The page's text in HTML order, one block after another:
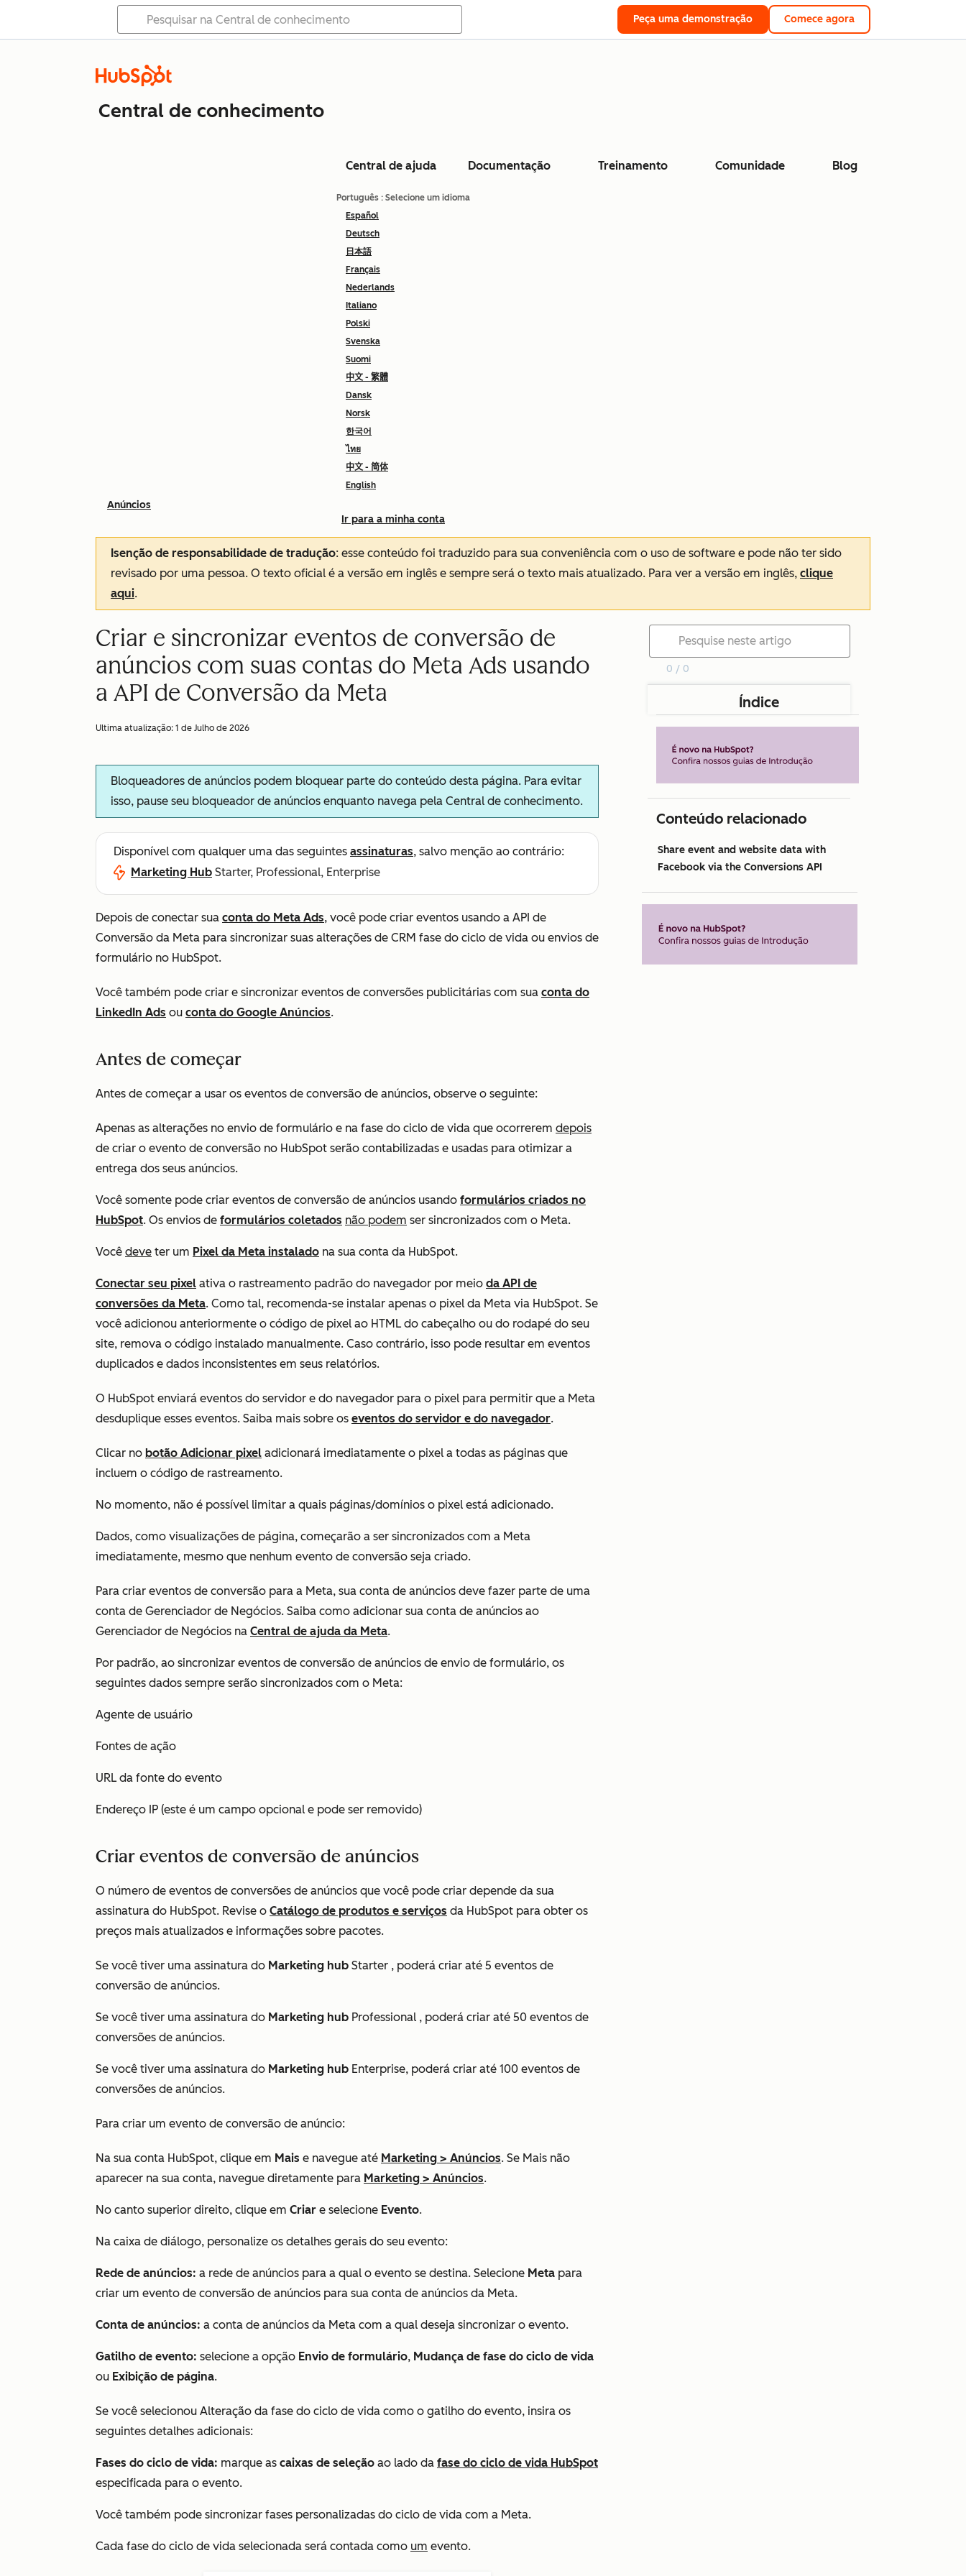
Peça uma demonstração Comece agora
Central de conhecimento
Central de ajuda Documentação Treinamento Comunidade Blog
Português : Selecione um idioma
Español
Deutsch
日本語
Français
Nederlands
Italiano
Polski
Svenska
Suomi
中文 - 繁體
Dansk
Norsk
한국어
ไทย
中文 - 简体
English
Ir para a minha conta
Anúncios
Isenção de responsabilidade de tradução: esse conteúdo foi traduzido para sua conveniência com o uso de software e pode não ter sido
revisado por uma pessoa. O texto oficial é a versão em inglês e sempre será o texto mais atualizado. Para ver a versão em inglês, clique
aqui.
Criar e sincronizar eventos de conversão de
anúncios com suas contas do Meta Ads usando
a API de Conversão da Meta
Ultima atualização: 1 de Julho de 2026
Bloqueadores de anúncios podem bloquear parte do conteúdo desta página. Para evitar
isso, pause seu bloqueador de anúncios enquanto navega pela Central de conhecimento.
Disponível com qualquer uma das seguintes assinaturas, salvo menção ao contrário:
Marketing Hub Starter, Professional, Enterprise
Depois de conectar sua conta do Meta Ads, você pode criar eventos usando a API de
Conversão da Meta para sincronizar suas alterações de CRM fase do ciclo de vida ou envios de
formulário no HubSpot.
Você também pode criar e sincronizar eventos de conversões publicitárias com sua conta do
LinkedIn Ads ou conta do Google Anúncios.
Antes de começar
Antes de começar a usar os eventos de conversão de anúncios, observe o seguinte:
Apenas as alterações no envio de formulário e na fase do ciclo de vida que ocorrerem depois
de criar o evento de conversão no HubSpot serão contabilizadas e usadas para otimizar a
entrega dos seus anúncios.
Você somente pode criar eventos de conversão de anúncios usando formulários criados no
HubSpot. Os envios de formulários coletados não podem ser sincronizados com o Meta.
Você deve ter um Pixel da Meta instalado na sua conta da HubSpot.
Conectar seu pixel ativa o rastreamento padrão do navegador por meio da API de
conversões da Meta. Como tal, recomenda-se instalar apenas o pixel da Meta via HubSpot. Se
você adicionou anteriormente o código de pixel ao HTML do cabeçalho ou do rodapé do seu
site, remova o código instalado manualmente. Caso contrário, isso pode resultar em eventos
duplicados e dados inconsistentes em seus relatórios.
O HubSpot enviará eventos do servidor e do navegador para o pixel para permitir que a Meta
desduplique esses eventos. Saiba mais sobre os eventos do servidor e do navegador.
Clicar no botão Adicionar pixel adicionará imediatamente o pixel a todas as páginas que
incluem o código de rastreamento.
No momento, não é possível limitar a quais páginas/domínios o pixel está adicionado.
Dados, como visualizações de página, começarão a ser sincronizados com a Meta
imediatamente, mesmo que nenhum evento de conversão seja criado.
Para criar eventos de conversão para a Meta, sua conta de anúncios deve fazer parte de uma
conta de Gerenciador de Negócios. Saiba como adicionar sua conta de anúncios ao
Gerenciador de Negócios na Central de ajuda da Meta.
Por padrão, ao sincronizar eventos de conversão de anúncios de envio de formulário, os
seguintes dados sempre serão sincronizados com o Meta:
Agente de usuário
Fontes de ação
URL da fonte do evento
Endereço IP (este é um campo opcional e pode ser removido)
Criar eventos de conversão de anúncios
O número de eventos de conversões de anúncios que você pode criar depende da sua
assinatura do HubSpot. Revise o Catálogo de produtos e serviços da HubSpot para obter os
preços mais atualizados e informações sobre pacotes.
Se você tiver uma assinatura do Marketing hub Starter , poderá criar até 5 eventos de
conversão de anúncios.
Se você tiver uma assinatura do Marketing hub Professional , poderá criar até 50 eventos de
conversões de anúncios.
Se você tiver uma assinatura do Marketing hub Enterprise, poderá criar até 100 eventos de
conversões de anúncios.
Para criar um evento de conversão de anúncio:
Na sua conta HubSpot, clique em Mais e navegue até Marketing > Anúncios. Se Mais não
aparecer na sua conta, navegue diretamente para Marketing > Anúncios.
No canto superior direito, clique em Criar e selecione Evento.
Na caixa de diálogo, personalize os detalhes gerais do seu evento:
Rede de anúncios: a rede de anúncios para a qual o evento se destina. Selecione Meta para
criar um evento de conversão de anúncios para sua conta de anúncios da Meta.
Conta de anúncios: a conta de anúncios da Meta com a qual deseja sincronizar o evento.
Gatilho de evento: selecione a opção Envio de formulário, Mudança de fase do ciclo de vida
ou Exibição de página.
Se você selecionou Alteração da fase do ciclo de vida como o gatilho do evento, insira os
seguintes detalhes adicionais:
Fases do ciclo de vida: marque as caixas de seleção ao lado da fase do ciclo de vida HubSpot
especificada para o evento.
Você também pode sincronizar fases personalizadas do ciclo de vida com a Meta.
Cada fase do ciclo de vida selecionada será contada como um evento.
0 / 0
Índice
Conteúdo relacionado
Share event and website data with
Facebook via the Conversions API